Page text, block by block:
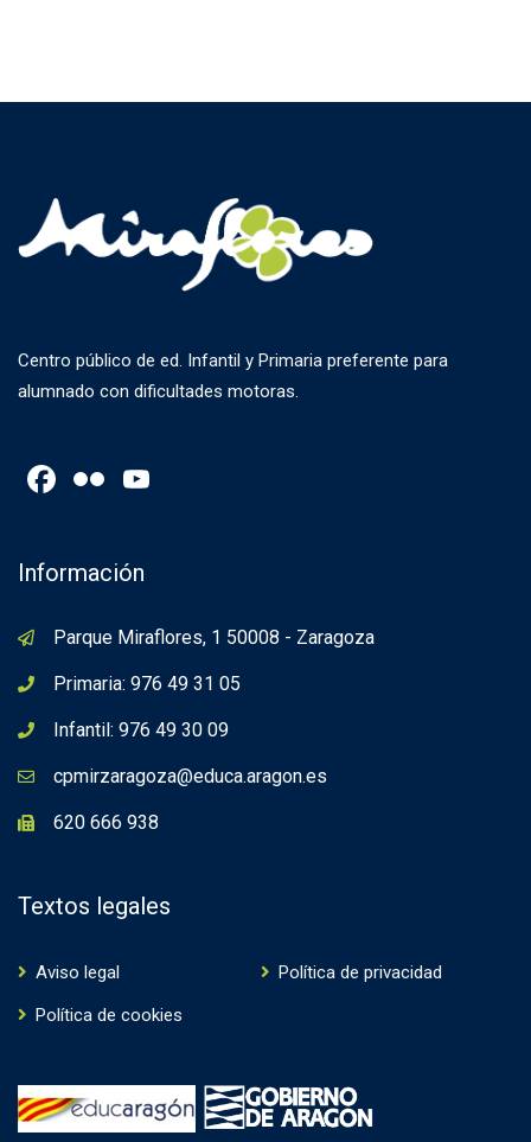
Centro público de ed. Infantil y Primaria preferente para
alumnado con dificultades motoras.
Facebook
Flickr
Información
Parque Miraflores, 1 50008 - Zaragoza
Primaria: 976 49 31 05
Infantil: 976 49 30 09
cpmirzaragoza@educa.aragon.es
620 666 938
Textos legales
Aviso legal
Política de privacidad
Política de cookies